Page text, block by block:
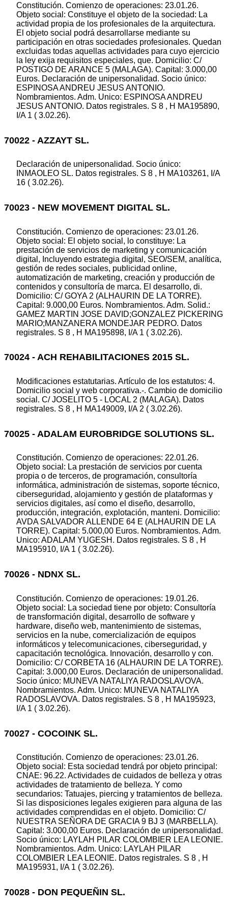
Constitución. Comienzo de operaciones: 23.01.26.
Objeto social: Constituye el objeto de la sociedad: La
actividad propia de los profesionales de la arquitectura.
El objeto social podrá desarrollarse mediante su
participación en otras sociedades profesionales. Quedan
excluidas todas aquellas actividades para cuyo ejercicio
la ley exija requisitos especiales, que. Domicilio: C/
POSTIGO DE ARANCE 5 (MALAGA). Capital: 3.000,00
Euros. Declaración de unipersonalidad. Socio único:
ESPINOSA ANDREU JESUS ANTONIO.
Nombramientos. Adm. Unico: ESPINOSA ANDREU
JESUS ANTONIO. Datos registrales. S 8 , H MA195890,
I/A 1 ( 3.02.26).
70022 - AZZAYT SL.
Declaración de unipersonalidad. Socio único:
INMAOLEO SL. Datos registrales. S 8 , H MA103261, I/A
16 ( 3.02.26).
70023 - NEW MOVEMENT DIGITAL SL.
Constitución. Comienzo de operaciones: 23.01.26.
Objeto social: El objeto social, lo constituye: La
prestación de servicios de marketing y comunicación
digital, Incluyendo estrategia digital, SEO/SEM, analítica,
gestión de redes sociales, publicidad online,
automatización de marketing, creación y producción de
contenidos y consultoría de marca. El desarrollo, di.
Domicilio: C/ GOYA 2 (ALHAURIN DE LA TORRE).
Capital: 9.000,00 Euros. Nombramientos. Adm. Solid.:
GAMEZ MARTIN JOSE DAVID;GONZALEZ PICKERING
MARIO;MANZANERA MONDEJAR PEDRO. Datos
registrales. S 8 , H MA195898, I/A 1 ( 3.02.26).
70024 - ACH REHABILITACIONES 2015 SL.
Modificaciones estatutarias. Artículo de los estatutos: 4.
Domicilio social y web corporativa.-. Cambio de domicilio
social. C/ JOSELITO 5 - LOCAL 2 (MALAGA). Datos
registrales. S 8 , H MA149009, I/A 2 ( 3.02.26).
70025 - ADALAM EUROBRIDGE SOLUTIONS SL.
Constitución. Comienzo de operaciones: 22.01.26.
Objeto social: La prestación de servicios por cuenta
propia o de terceros, de programación, consultoría
informática, administración de sistemas, soporte técnico,
ciberseguridad, alojamiento y gestión de plataformas y
servicios digitales, así como el diseño, desarrollo,
producción, integración, explotación, manteni. Domicilio:
AVDA SALVADOR ALLENDE 64 E (ALHAURIN DE LA
TORRE). Capital: 5.000,00 Euros. Nombramientos. Adm.
Unico: ADALAM YUGESH. Datos registrales. S 8 , H
MA195910, I/A 1 ( 3.02.26).
70026 - NDNX SL.
Constitución. Comienzo de operaciones: 19.01.26.
Objeto social: La sociedad tiene por objeto: Consultoría
de transformación digital, desarrollo de software y
hardware, diseño web, mantenimiento de sistemas,
servicios en la nube, comercialización de equipos
informáticos y telecomunicaciones, ciberseguridad, y
capacitación tecnológica. Innovación, desarrollo y con.
Domicilio: C/ CORBETA 16 (ALHAURIN DE LA TORRE).
Capital: 3.000,00 Euros. Declaración de unipersonalidad.
Socio único: MUNEVA NATALIYA RADOSLAVOVA.
Nombramientos. Adm. Unico: MUNEVA NATALIYA
RADOSLAVOVA. Datos registrales. S 8 , H MA195923,
I/A 1 ( 3.02.26).
70027 - COCOINK SL.
Constitución. Comienzo de operaciones: 23.01.26.
Objeto social: Esta sociedad tendrá por objeto principal:
CNAE: 96.22. Actividades de cuidados de belleza y otras
actividades de tratamiento de belleza. Y como
secundarios: Tatuajes, piercing y tratamientos de belleza.
Si las disposiciones legales exigieren para alguna de las
actividades comprendidas en el objeto. Domicilio: C/
NUESTRA SEÑORA DE GRACIA 9 BJ 3 (MARBELLA).
Capital: 3.000,00 Euros. Declaración de unipersonalidad.
Socio único: LAYLAH PILAR COLOMBIER LEA LEONIE.
Nombramientos. Adm. Unico: LAYLAH PILAR
COLOMBIER LEA LEONIE. Datos registrales. S 8 , H
MA195931, I/A 1 ( 3.02.26).
70028 - DON PEQUEÑIN SL.